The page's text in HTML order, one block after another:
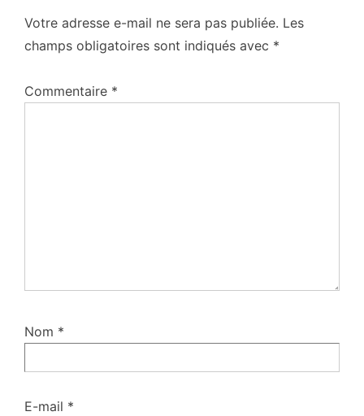
Votre adresse e-mail ne sera pas publiée. Les
champs obligatoires sont indiqués avec *
Commentaire *
Nom *
E-mail *